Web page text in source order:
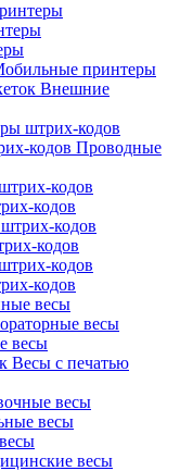
принтеры
Внешние
штрих-кодов
Проводные
кодов
кодов
кодов
весы
весы
весы
Весы с печатью
весы
весы
весы